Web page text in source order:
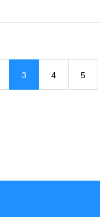
3 4 5